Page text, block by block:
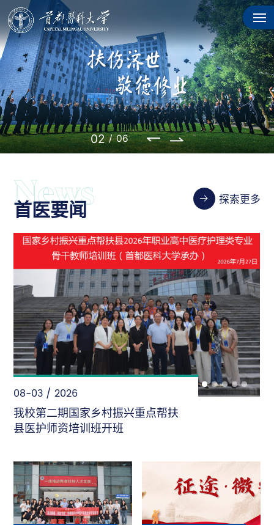
02 / 06
首医要闻 探索更多
08-03 / 2026
我校第二期国家乡村振兴重点帮扶
县医护师资培训班开班